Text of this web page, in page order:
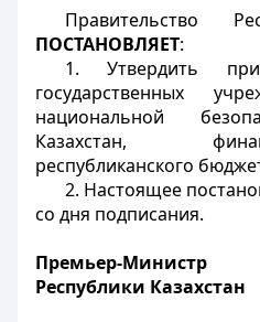
Правительство
ПОСТАНОВЛЯЕТ:
1. Утвердить
государственных
национальной
Казахстан,
республиканского
2. Настоящее
со дня подписания.
Премьер-Министр
Республики Казахстан